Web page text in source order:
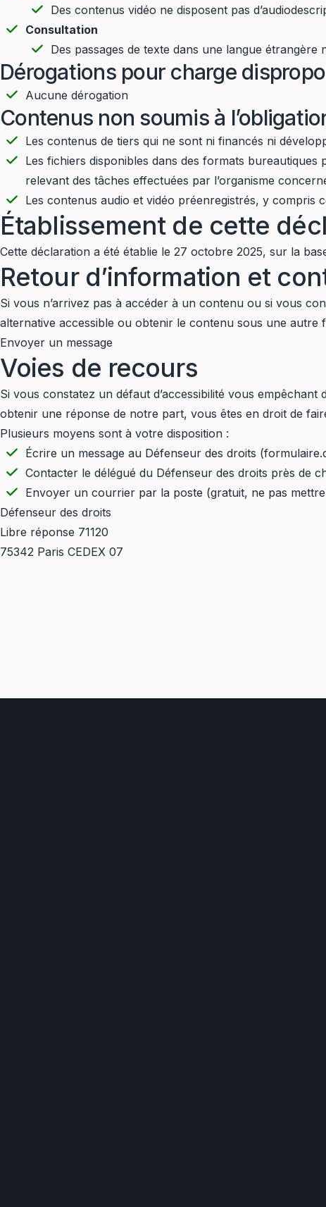
Des contenus vidéo ne disposent pas
Consultation
Des passages de texte dans une langue
Dérogations pour charge
Aucune dérogation
Contenus non soumis à
Les contenus de tiers qui ne sont ni financés ni
Les fichiers disponibles dans des formats bureautiques
relevant des tâches effectuées par l’organisme
Les contenus audio et vidéo préenregistrés, y compris
Établissement de cette
Cette déclaration a été établie le 27 octobre 2025, sur la
Retour d’information et
Si vous n’arrivez pas à accéder à un contenu ou si vous
alternative accessible ou obtenir le contenu sous une autre
Envoyer un message
Voies de recours
Si vous constatez un défaut d’accessibilité vous
obtenir une réponse de notre part, vous êtes en droit de
Plusieurs moyens sont à votre disposition :
Écrire un message au Défenseur des droits (
Contacter le délégué du Défenseur des droits près de
Envoyer un courrier par la poste (gratuit, ne pas
Défenseur des droits
Libre réponse 71120
75342 Paris CEDEX 07